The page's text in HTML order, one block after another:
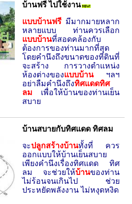
บ้านฟรี ไปใช้งาน
แบบบ้านฟรี มีมากมายหลาก
หลายแบบ
ท่านควรเลือก
แบบบ้านที่สอดคล้องกับ
ต้องการของท่านมากที่สุด
โดยคำนึงถึงขนาดของที่ดินที่
จะสร้าง การวางตำแหน่ง
ห้องต่างของแบบบ้าน ฯลฯ
อย่าลืมคำนึงถึงทิศแดดทิศ
ลม เพื่อให้บ้านของท่านเย็น
สบาย
บ้านสบายกับทิศแดด ทิศลม
จะปลูกสร้างบ้านทั้งที่ ควร
ออกแบบให้บ้านเย็นสบาย
เพียงคำนึงเรื่องทิศแดด ทิศ
ลม จะช่วยให้บ้านของท่าน
ไม่ร้อนจนเกินไป ช่วย
ประหยัดพลังงาน ไม่หงุดหงิด